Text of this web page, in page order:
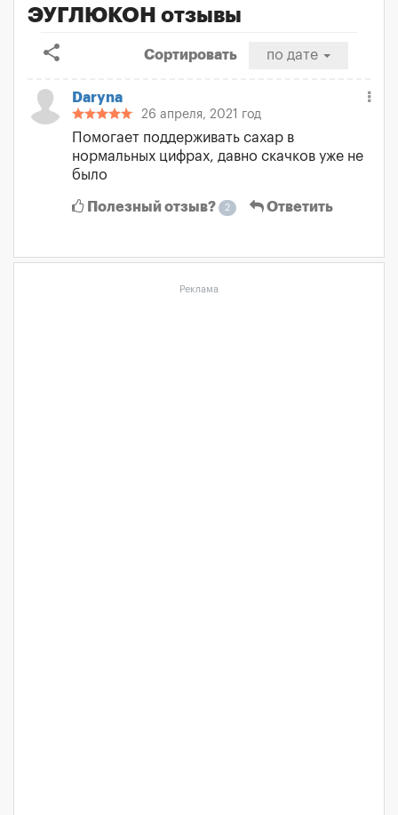
ЭУГЛЮКОН отзывы
share
Сортировать по дате
Daryna
26 апреля, 2021 год
Помогает поддерживать сахар в
нормальных цифрах, давно скачков уже не
было
Полезный отзыв? 2 Ответить
Реклама